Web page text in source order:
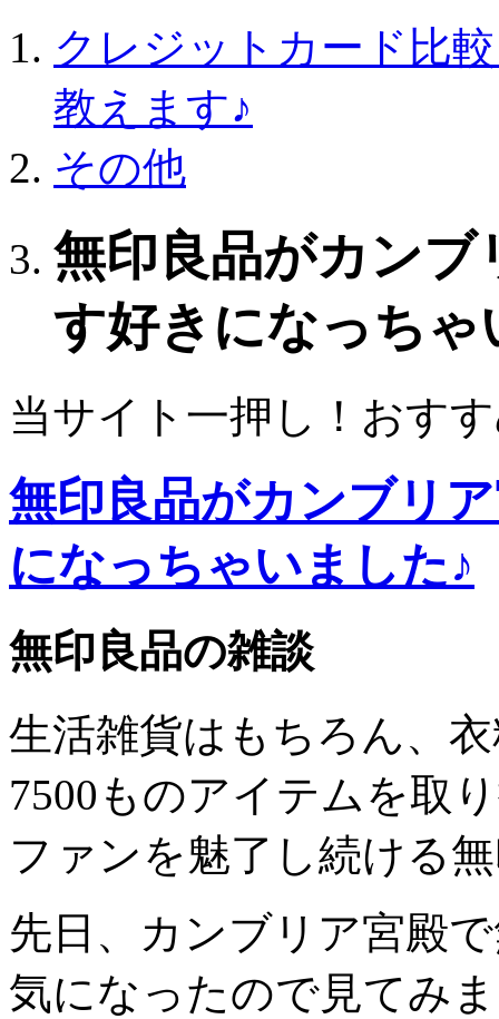
クレジットカード比
教えます♪
その他
無印良品がカンブ
す好きになっちゃ
当サイト一押し！おす
無印良品がカンブリ
になっちゃいました♪
無印良品の雑談
生活雑貨はもちろん、
7500ものアイテムを取
ファンを魅了し続ける
先日、カンブリア宮殿
気になったので見てみ